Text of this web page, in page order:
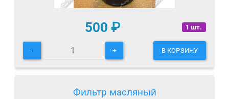
1 шт.
500 ₽
- + В КОРЗИНУ
Фильтр масляный